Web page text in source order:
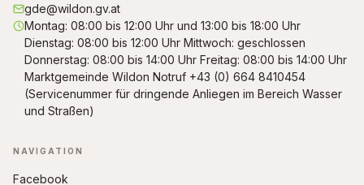
gde@wildon.gv.at
Montag: 08:00 bis 12:00 Uhr und 13:00 bis 18:00 Uhr
Dienstag: 08:00 bis 12:00 Uhr Mittwoch: geschlossen
Donnerstag: 08:00 bis 14:00 Uhr Freitag: 08:00 bis 14:00 Uhr
Marktgemeinde Wildon Notruf +43 (0) 664 8410454
(Servicenummer für dringende Anliegen im Bereich Wasser
und Straßen)
NAVIGATION
Facebook